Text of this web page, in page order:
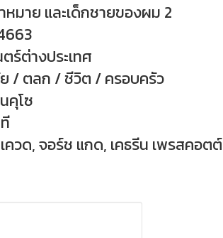
หมาย และเด็กชายของผม 2
ร์ต่างประเทศ
/ ตลก / ชีวิต / ครอบครัว
คุโซ
ควด, จอร์ช แกด, เคธรีน เพรสคอตต์